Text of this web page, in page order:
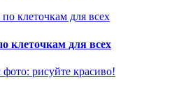
клеточкам для всех